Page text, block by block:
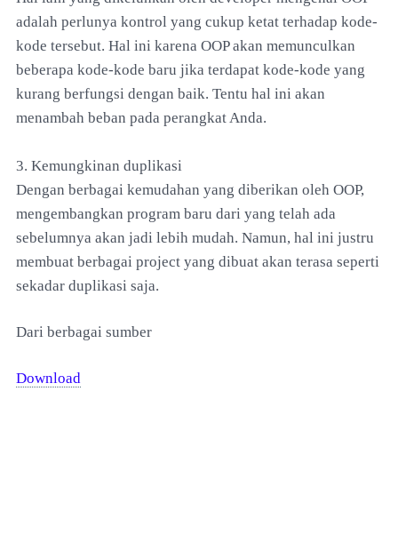
adalah perlunya kontrol yang cukup ketat terhadap kode-
kode tersebut. Hal ini karena OOP akan memunculkan
beberapa kode-kode baru jika terdapat kode-kode yang
kurang berfungsi dengan baik. Tentu hal ini akan
menambah beban pada perangkat Anda.
3. Kemungkinan duplikasi
Dengan berbagai kemudahan yang diberikan oleh OOP,
mengembangkan program baru dari yang telah ada
sebelumnya akan jadi lebih mudah. Namun, hal ini justru
membuat berbagai project yang dibuat akan terasa seperti
sekadar duplikasi saja.
Dari berbagai sumber
Download